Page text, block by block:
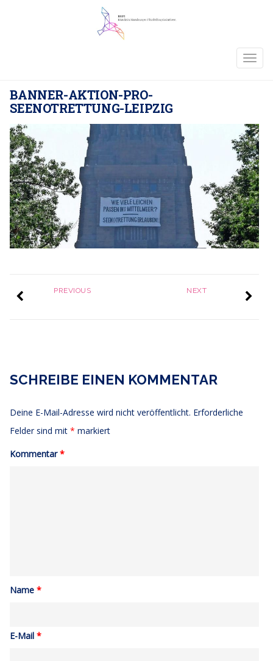
BANNER-AKTION-PRO-
SEENOTRETTUNG-LEIPZIG
NEXT
PREVIOUS
SCHREIBE EINEN KOMMENTAR
Deine E-Mail-Adresse wird nicht veröffentlicht. Erforderliche
Felder sind mit* markiert
Kommentar*
Name*
E-Mail*